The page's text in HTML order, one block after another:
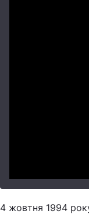
4 жовтня 1994